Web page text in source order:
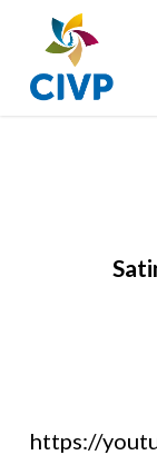
main
content
https://